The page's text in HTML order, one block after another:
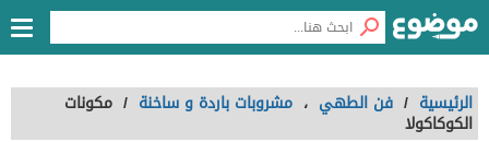
الرئيسية / فن الطهي ، مشروبات باردة و ساخنة / مكونات
الكوكاكولا